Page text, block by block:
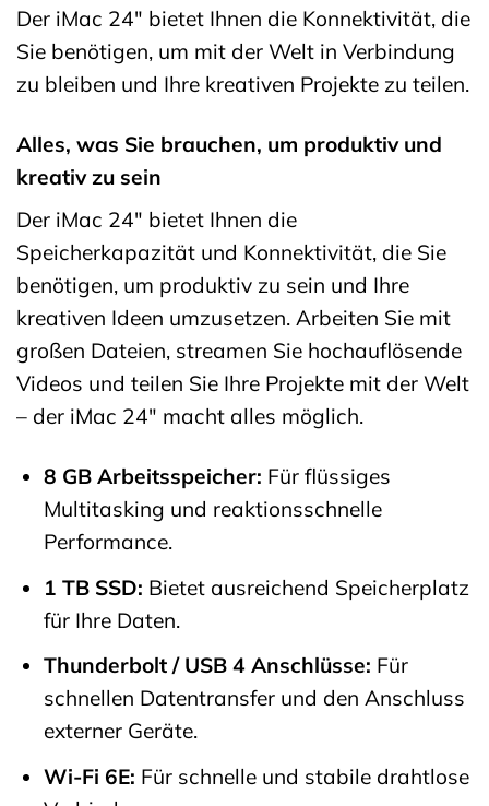
Der iMac 24″ bietet Ihnen die Konnektivität, die
Sie benötigen, um mit der Welt in Verbindung
zu bleiben und Ihre kreativen Projekte zu teilen.
Alles, was Sie brauchen, um produktiv und
kreativ zu sein
Der iMac 24″ bietet Ihnen die
Speicherkapazität und Konnektivität, die Sie
benötigen, um produktiv zu sein und Ihre
kreativen Ideen umzusetzen. Arbeiten Sie mit
großen Dateien, streamen Sie hochauflösende
Videos und teilen Sie Ihre Projekte mit der Welt
– der iMac 24″ macht alles möglich.
8 GB Arbeitsspeicher: Für flüssiges
Multitasking und reaktionsschnelle
Performance.
1 TB SSD: Bietet ausreichend Speicherplatz
für Ihre Daten.
Thunderbolt / USB 4 Anschlüsse: Für
schnellen Datentransfer und den Anschluss
externer Geräte.
Wi-Fi 6E: Für schnelle und stabile drahtlose